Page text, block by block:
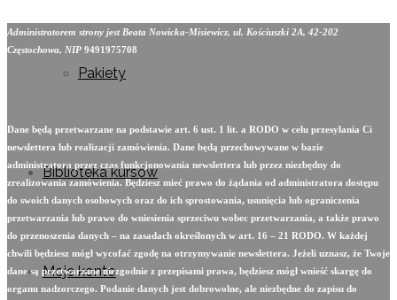
Pakiety
Biblioteka kursów
Moje konto
Administratorem strony jest Beata Nowicka-Misiewicz, ul. Kościuszki 2A, 42-202
Częstochowa, NIP 9491975708
Dane będą przetwarzane na podstawie art. 6 ust. 1 lit. a RODO w celu przesyłania Ci
newslettera lub realizacji zamówienia. Dane będą przechowywane w bazie
administratora przez czas funkcjonowania newslettera lub przez niezbędny do
zrealizowania zamówienia. Będziesz mieć prawo do żądania od administratora dostępu
do swoich danych osobowych oraz do ich sprostowania, usunięcia lub ograniczenia
przetwarzania lub prawo do wniesienia sprzeciwu wobec przetwarzania, a także prawo
do przenoszenia danych – na zasadach określonych w art. 16 – 21 RODO. W każdej
chwili będziesz mógł wycofać zgodę na otrzymywanie newslettera. Jeżeli uznasz, że Twoje
dane są przetwarzane niezgodnie z przepisami prawa, będziesz mógł wnieść skargę do
organu nadzorczego. Podanie danych jest dobrowolne, ale niezbędne do zapisu do